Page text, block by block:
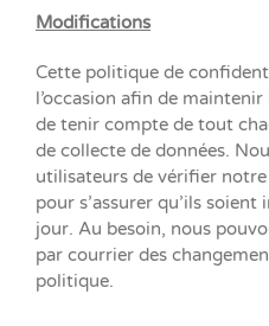
Modifications
Cette politique de
l’occasion afin de
de tenir compte de tout
de collecte de données.
utilisateurs de vérifier
pour s’assurer qu’ils
jour. Au besoin, nous
par courrier des
politique.